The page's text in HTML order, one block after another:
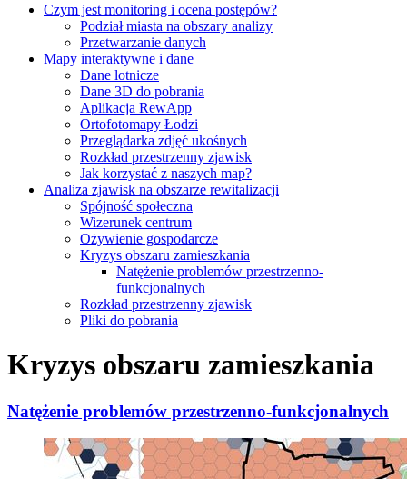
Czym jest monitoring i ocena postępów?
Podział miasta na obszary analizy
Przetwarzanie danych
Mapy interaktywne i dane
Dane lotnicze
Dane 3D do pobrania
Aplikacja RewApp
Ortofotomapy Łodzi
Przeglądarka zdjęć ukośnych
Rozkład przestrzenny zjawisk
Jak korzystać z naszych map?
Analiza zjawisk na obszarze rewitalizacji
Spójność społeczna
Wizerunek centrum
Ożywienie gospodarcze
Kryzys obszaru zamieszkania
Natężenie problemów przestrzenno-
funkcjonalnych
Rozkład przestrzenny zjawisk
Pliki do pobrania
Kryzys obszaru zamieszkania
Natężenie problemów przestrzenno-funkcjonalnych